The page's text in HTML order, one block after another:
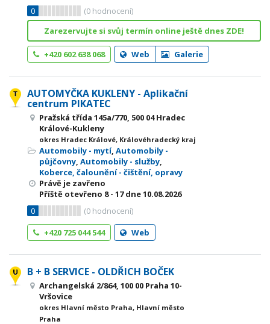
0
(0 hodnocení)
Zarezervujte si svůj termín online ještě dnes ZDE!
+420 602 638 068 Web Galerie
AUTOMYČKA KUKLENY - Aplikační
centrum PIKATEC
Pražská třída 145a/770, 500 04 Hradec
Králové-Kukleny
okres Hradec Králové, Královéhradecký kraj
Automobily - mytí, Automobily -
půjčovny, Automobily - služby,
Koberce, čalounění - čištění, opravy
Právě je zavřeno
Příště otevřeno 8 - 17dne 10.08.2026
0
(0 hodnocení)
+420 725 044 544
Web
B + B SERVICE - OLDŘICH BOČEK
Archangelská 2/864, 100 00 Praha 10-
Vršovice
okres Hlavní město Praha, Hlavní město
Praha